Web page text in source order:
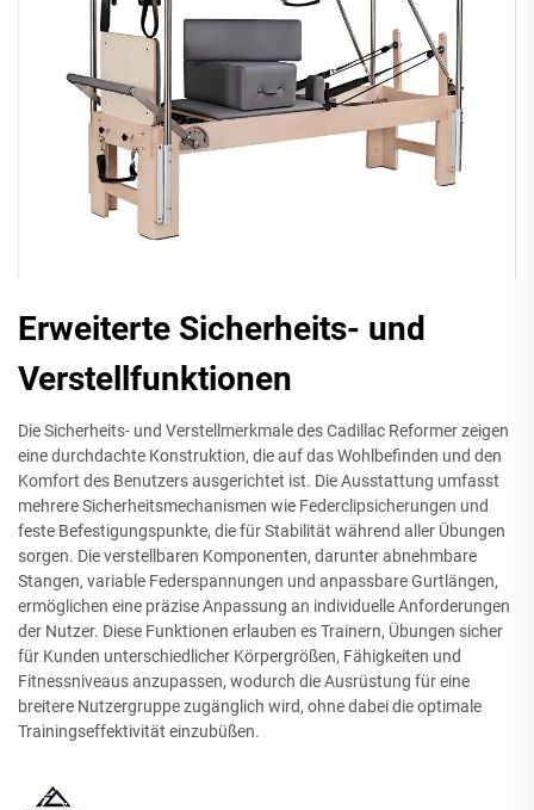
Erweiterte Sicherheits- und
Verstellfunktionen
Die Sicherheits- und Verstellmerkmale des Cadillac Reformer zeigen
eine durchdachte Konstruktion, die auf das Wohlbefinden und den
Komfort des Benutzers ausgerichtet ist. Die Ausstattung umfasst
mehrere Sicherheitsmechanismen wie Federclipsicherungen und
feste Befestigungspunkte, die für Stabilität während aller Übungen
sorgen. Die verstellbaren Komponenten, darunter abnehmbare
Stangen, variable Federspannungen und anpassbare Gurtlängen,
ermöglichen eine präzise Anpassung an individuelle Anforderungen
der Nutzer. Diese Funktionen erlauben es Trainern, Übungen sicher
für Kunden unterschiedlicher Körpergrößen, Fähigkeiten und
Fitnessniveaus anzupassen, wodurch die Ausrüstung für eine
breitere Nutzergruppe zugänglich wird, ohne dabei die optimale
Trainingseffektivität einzubüßen.